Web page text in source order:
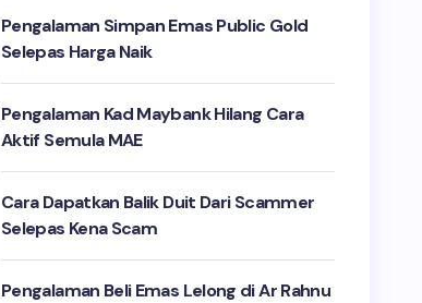
Pengalaman Simpan Emas Public Gold
Selepas Harga Naik
Pengalaman Kad Maybank Hilang Cara
Aktif Semula MAE
Cara Dapatkan Balik Duit Dari Scammer
Selepas Kena Scam
Pengalaman Beli Emas Lelong di Ar Rahnu